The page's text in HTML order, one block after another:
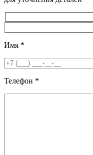
Имя *
Телефон *